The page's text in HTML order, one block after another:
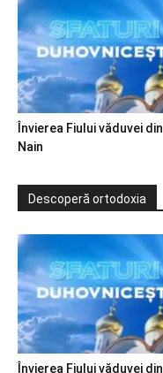
Învierea Fiului văduvei din
Nain
Descoperă ortodoxia
Învierea Fiului văduvei din